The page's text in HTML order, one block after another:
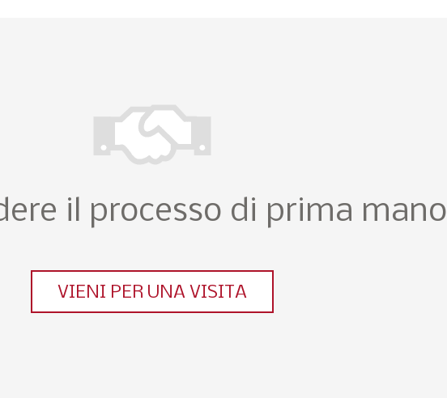
il processo di prima mano
VIENI PER UNA VISITA